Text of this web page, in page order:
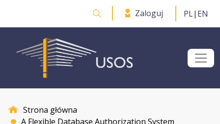
Przejdź do treści
Otwórz wyszukiwarkę
Zaloguj PL| EN
Strona główna
A Flexible Database Authorization System